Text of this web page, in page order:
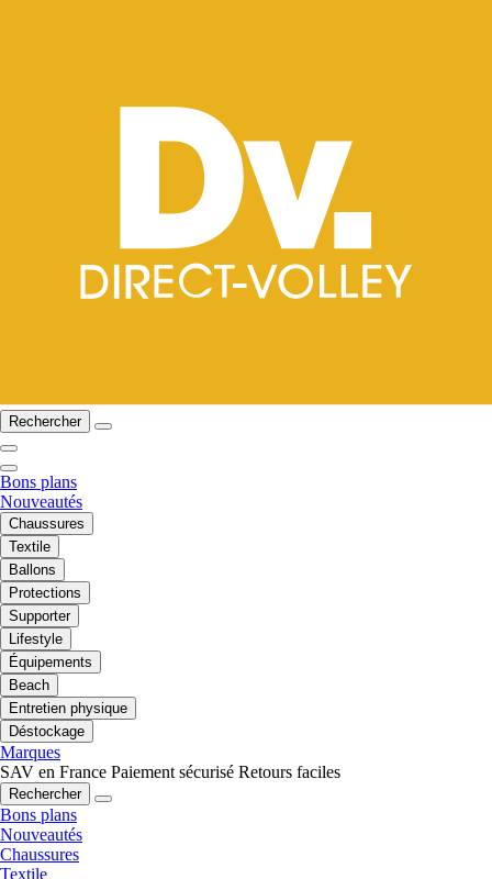
Rechercher
Bons plans
Nouveautés
Chaussures
Textile
Ballons
Protections
Supporter
Lifestyle
Équipements
Beach
Entretien physique
Déstockage
Marques
SAV en France Paiement sécurisé Retours faciles
Rechercher
Bons plans
Nouveautés
Chaussures
Textile